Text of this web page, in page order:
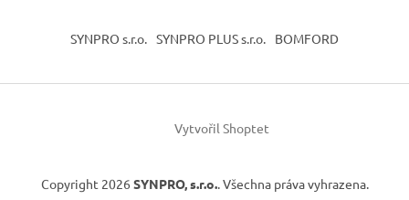
SYNPRO s.r.o. SYNPRO PLUS s.r.o. BOMFORD
Vytvořil Shoptet
Copyright 2026 SYNPRO, s.r.o.. Všechna práva vyhrazena.